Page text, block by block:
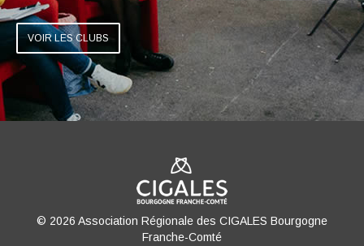
VOIR LES CLUBS
© 2026 Association Régionale des CIGALES Bourgogne
Franche-Comté